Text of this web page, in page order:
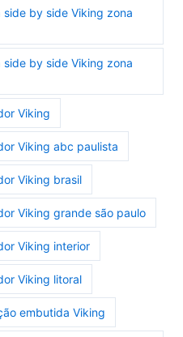
by side Viking zona
by side Viking zona
Viking
Viking abc paulista
Viking brasil
Viking grande são paulo
Viking interior
Viking litoral
embutida Viking